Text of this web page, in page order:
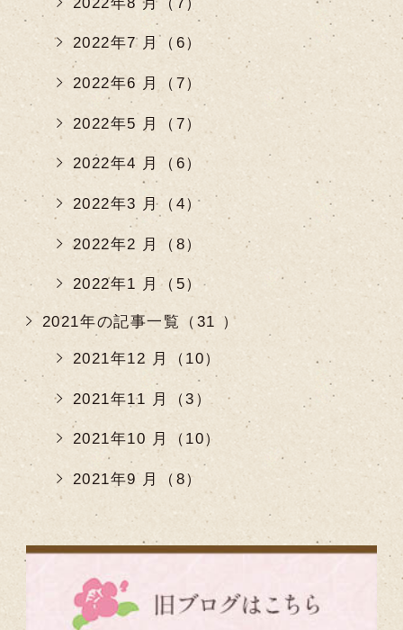
2022年7 月（6）
2022年6 月（7）
2022年5 月（7）
2022年4 月（6）
2022年3 月（4）
2022年2 月（8）
2022年1 月（5）
2021年の記事一覧（31 ）
2021年12 月（10）
2021年11 月（3）
2021年10 月（10）
2021年9 月（8）